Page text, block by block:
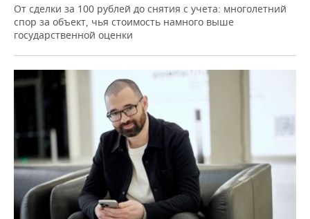
От сделки за 100 рублей до снятия с учета: многолетний
спор за объект, чья стоимость намного выше
государственной оценки